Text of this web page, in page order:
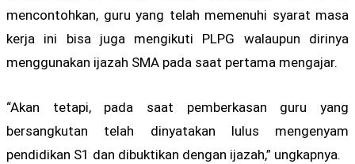
mencontohkan, guru yang telah memenuhi syarat masa
kerja ini bisa juga mengikuti PLPG walaupun dirinya
menggunakan ijazah SMA pada saat pertama mengajar.
“Akan tetapi, pada saat pemberkasan guru yang
bersangkutan telah dinyatakan lulus mengenyam
pendidikan S1 dan dibuktikan dengan ijazah,” ungkapnya.